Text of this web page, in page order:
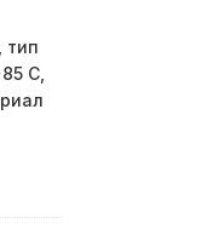
тип
С,